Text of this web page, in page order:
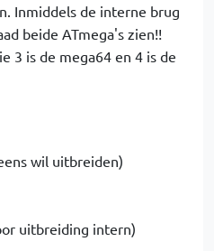
Inmiddels de interne brug
beide ATmega's zien!!
3 is de mega64 en 4 is de
wil uitbreiden)
uitbreiding intern)